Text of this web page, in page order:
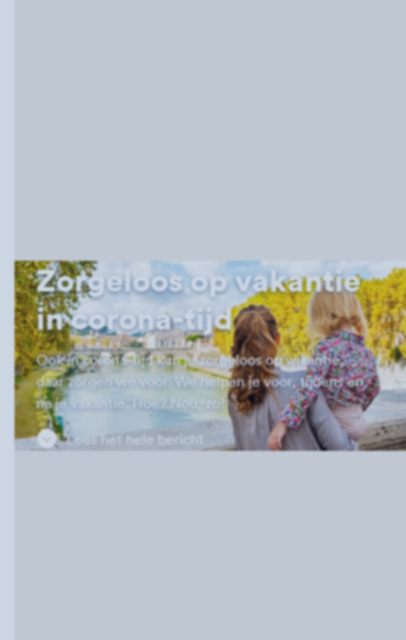
Zorgeloos op vakantie
in corona-tijd
Ook in corona-tijd kun je zorgeloos op vakantie,
daar zorgen we voor. We helpen je voor, tijdens en
na je vakantie. Hoe? Nou, zo!
Lees het hele bericht